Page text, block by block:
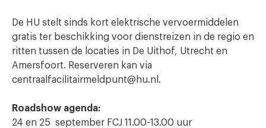
De HU stelt sinds kort elektrische vervoermiddelen
gratis ter beschikking voor dienstreizen in de regio en
ritten tussen de locaties in De Uithof, Utrecht en
Amersfoort. Reserveren kan via
centraalfacilitairmeldpunt@hu.nl.
Roadshow agenda:
24 en 25 september FCJ 11.00-13.00 uur